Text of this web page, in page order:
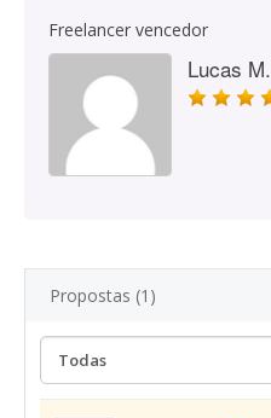
Freelancer vencedor
Lucas M.
Propostas (1)